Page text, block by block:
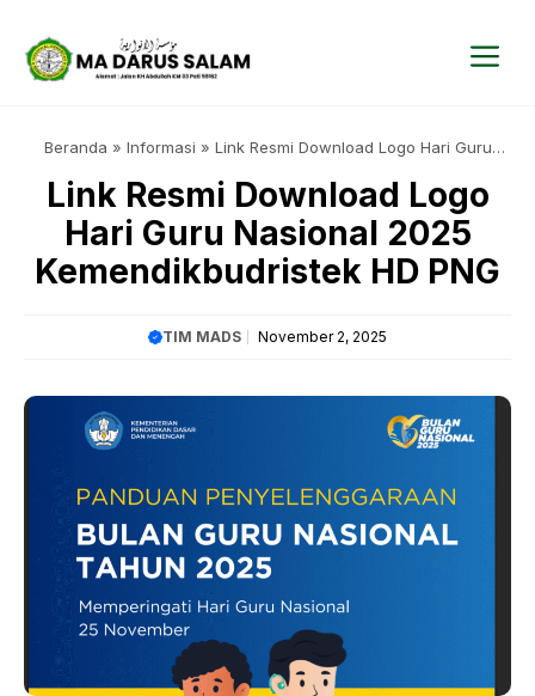
Beranda » Informasi » Link Resmi Download Logo Hari Guru
Link Resmi Download Logo
Hari Guru Nasional 2025
Kemendikbudristek HD PNG
TIM MADS November 2, 2025